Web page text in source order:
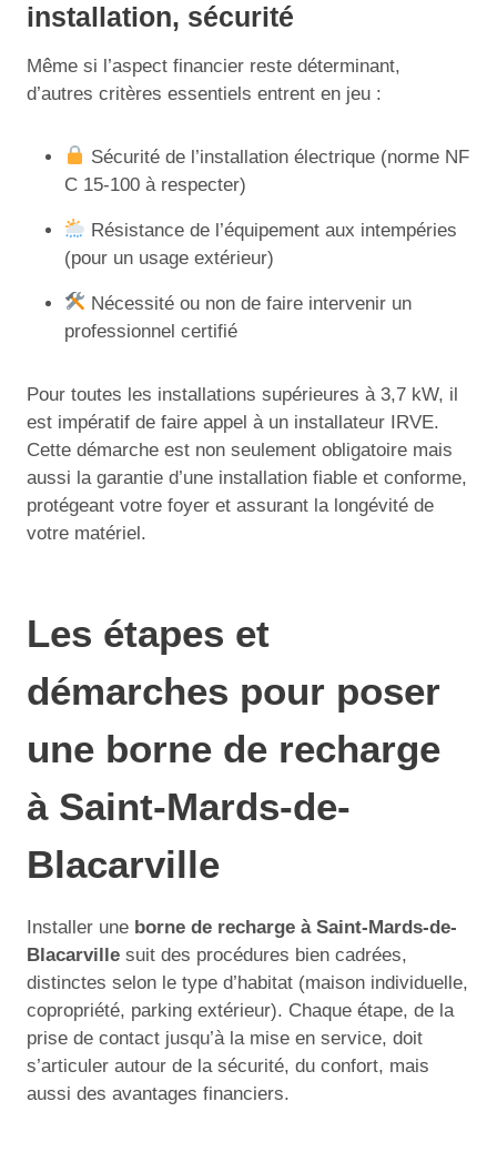
installation, sécurité
Même si l’aspect financier reste déterminant,
d’autres critères essentiels entrent en jeu :
Sécurité de l’installation électrique (norme NF
C 15-100 à respecter)
Résistance de l’équipement aux intempéries
(pour un usage extérieur)
Nécessité ou non de faire intervenir un
professionnel certifié
Pour toutes les installations supérieures à 3,7 kW, il
est impératif de faire appel à un installateur IRVE.
Cette démarche est non seulement obligatoire mais
aussi la garantie d’une installation fiable et conforme,
protégeant votre foyer et assurant la longévité de
votre matériel.
Les étapes et
démarches pour poser
une borne de recharge
à Saint-Mards-de-
Blacarville
Installer une borne de recharge à Saint-Mards-de-
Blacarville suit des procédures bien cadrées,
distinctes selon le type d’habitat (maison individuelle,
copropriété, parking extérieur). Chaque étape, de la
prise de contact jusqu’à la mise en service, doit
s’articuler autour de la sécurité, du confort, mais
aussi des avantages financiers.